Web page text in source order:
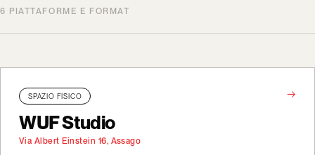
6 PIATTAFORME E FORMAT
SPAZIO FISICO →
WUF Studio
Via Albert Einstein 16, Assago